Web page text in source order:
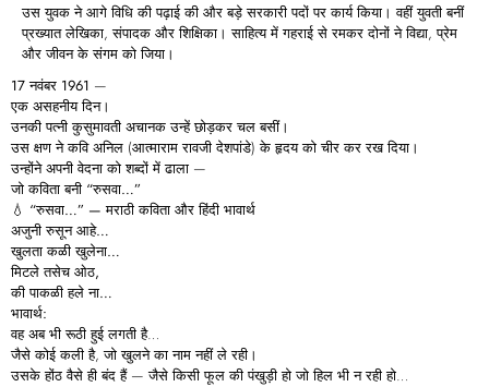
उस युवक ने आगे विधि की पढ़ाई की और बड़े सरकारी पदों पर कार्य किया। वहीं युवती बनीं
प्रख्यात लेखिका, संपादक और शिक्षिका। साहित्य में गहराई से रमकर दोनों ने विद्या, प्रेम
और जीवन के संगम को जिया।
17नवंबर 1961 —
एक असहनीय दिन।
उनकी पत्नी कुसुमावती अचानक उन्हें छोड़कर चल बसीं।
उस क्षण ने कवि अनिल (आत्माराम रावजी देशपांडे) के हृदय को चीर कर रख दिया।
उन्होंने अपनी वेदना को शब्दों में ढाला —
जो कविता बनी “रुसवा…”
💧 “रुसवा…” —मराठीकविता औरहिंदी भावार्थ
अजुनीरुसूनआहे…
खुलताकळीखुलेना…
मिटलेतसेचओठ,
कीपाकळीहलेना…
भावार्थ:
वह अब भी रूठी हुई लगती है…
जैसे कोई कली है, जो खुलने का नाम नहीं ले रही।
उसके होंठ वैसे ही बंद हैं — जैसे किसी फूल की पंखुड़ी हो जो हिल भी न रही हो…